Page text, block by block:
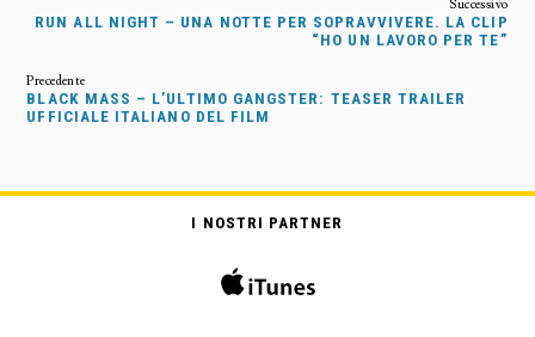
RUN ALL NIGHT – UNA NOTTE PER SOPRAVVIVERE. LA CLIP
“HO UN LAVORO PER TE”
BLACK MASS – L’ULTIMO GANGSTER: TEASER TRAILER
UFFICIALE ITALIANO DEL FILM
I NOSTRI PARTNER